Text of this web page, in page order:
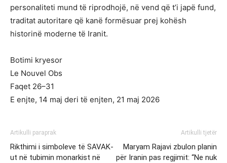
personaliteti mund të riprodhojë, në vend që t’i japë fund,
traditat autoritare që kanë formësuar prej kohësh
historinë moderne të Iranit.
Botimi kryesor
Le Nouvel Obs
Faqet 26–31
E enjte, 14 maj deri të enjten, 21 maj 2026
Artikulli paraprak
Rikthimi i simboleve të SAVAK-
ut në tubimin monarkist në
Artikulli tjetër
Maryam Rajavi zbulon planin
për Iranin pas regjimit: “Ne nuk